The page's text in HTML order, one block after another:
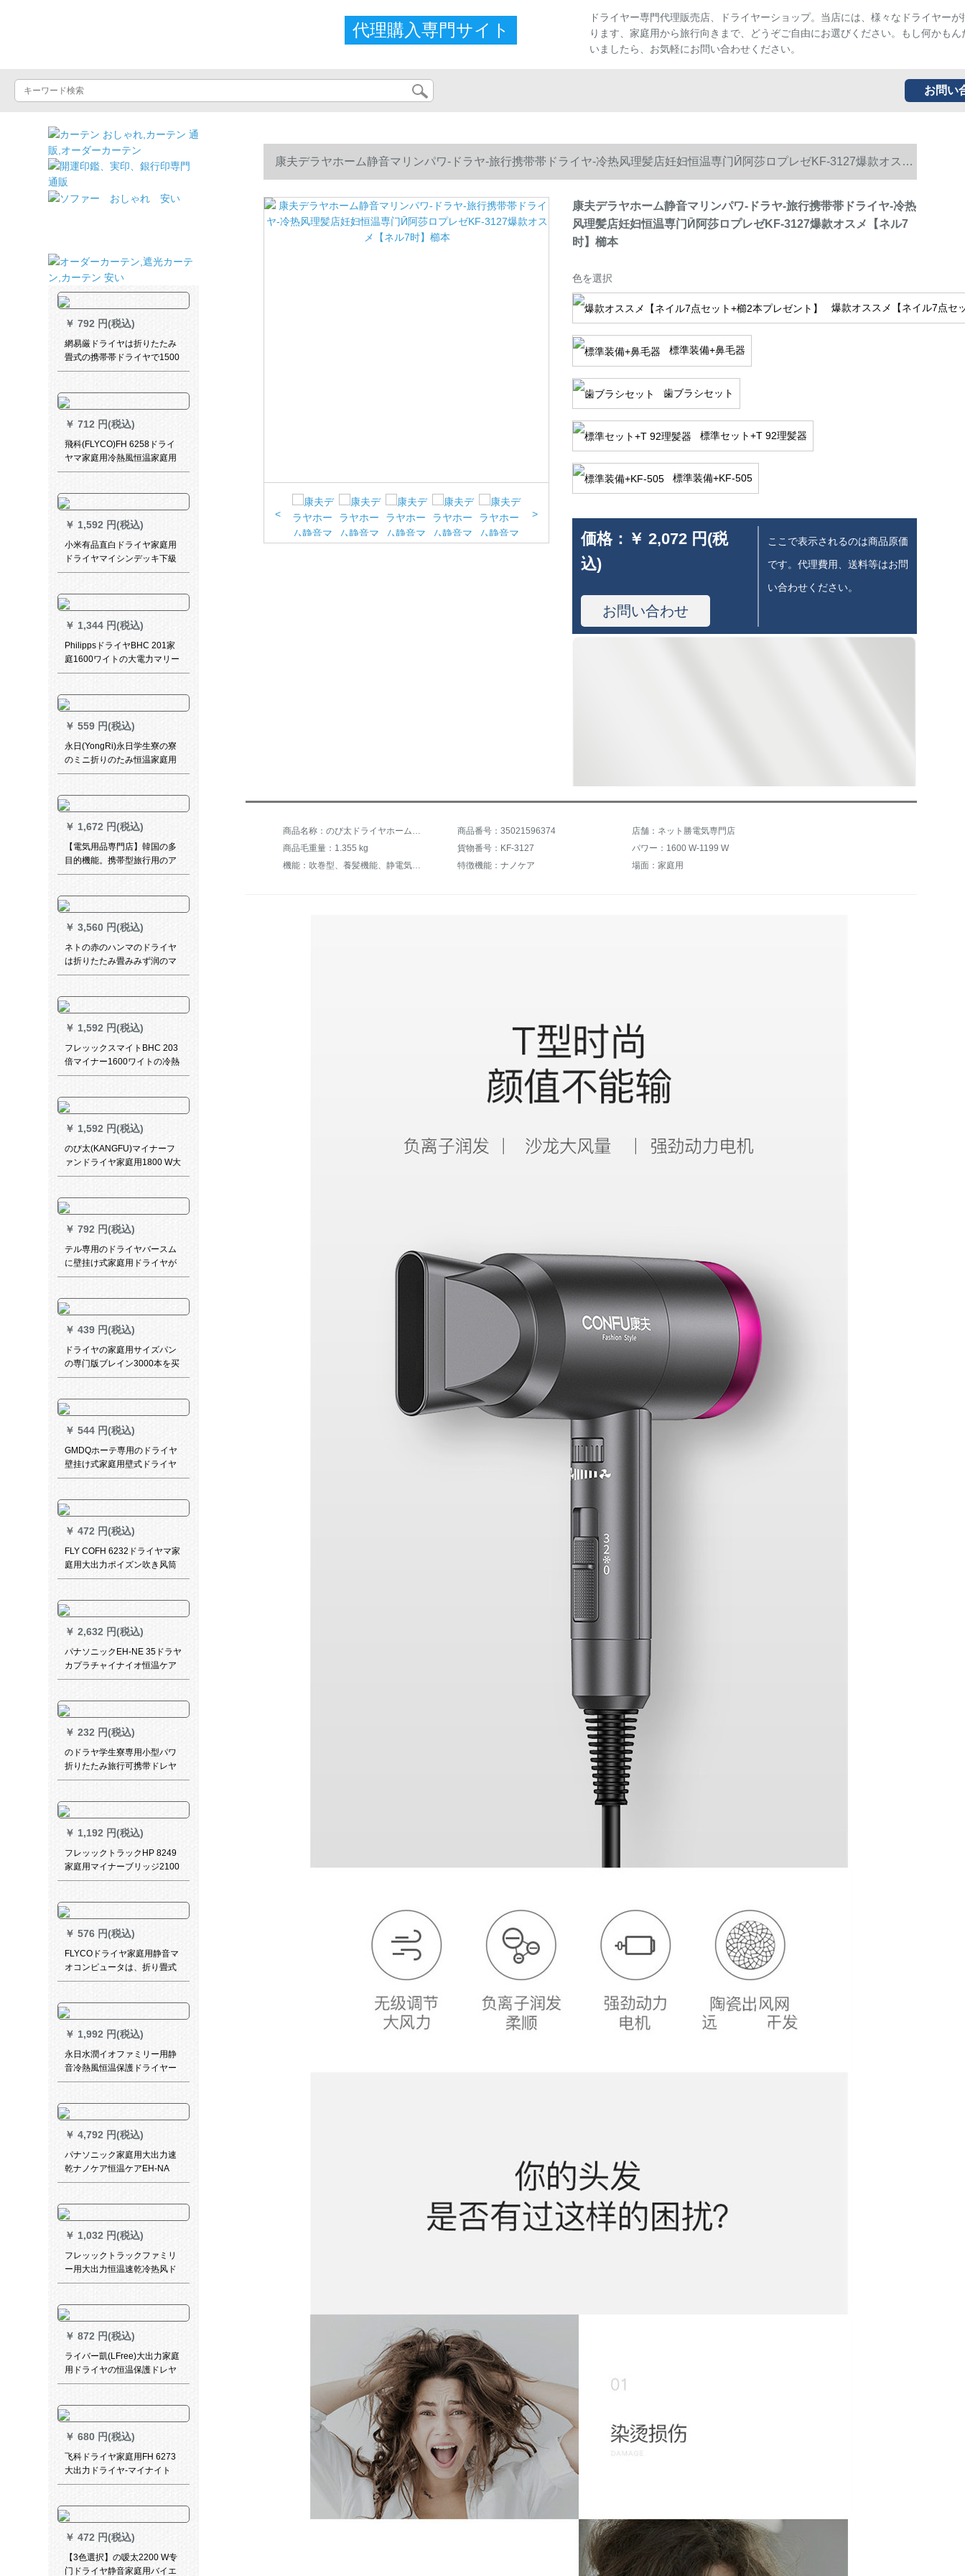
代理購入専門サイト
ドライヤー専門代理販売店、ドライヤーショップ。当店には、様々なドライヤーが
ります、家庭用から旅行向きまで、どうぞご自由にお選びください。もし何かもん
いましたら、お気軽にお問い合わせください。
お問い
￥ 792 円(税込)
網易厳ドライヤは折りたたみ
畳式の携帯帯ドライヤで1500
Wの大パワでドライヤの筒の
￥ 712 円(税込)
飛科(FLYCO)FH 6258ドライ
ヤマ家庭用冷熱風恒温家庭用
折りたみみ式大出力ドライヤ
ロード
￥ 1,592 円(税込)
小米有品直白ドライヤ家庭用
ドライヤマイシンデッキ下級
大出力ドライヤ冷熱風恒温保
￥ 1,344 円(税込)
PhilippsドライヤBHC 201家
庭1600ワイトの大電力マリー
ナイオで冷却熱風ドレヤBHC
￥ 559 円(税込)
永日(YongRi)永日学生寮の寮
のミニ折りのたみ恒温家庭用
ドライヤ500 W小型携帯帯ド
￥ 1,672 円(税込)
【電気用品専門店】韓国の多
目的機能。携帯型旅行用のア
イロンでストに髪を饰る。
￥ 3,560 円(税込)
ネトの赤のハンマのドライヤ
は折りたたみ畳みみず润のマ
イナーナーオンラインの家庭
温の冷たい风の筒の黒の品质
は飞科フープの博朗松下の戴
森に匹敌します。
￥ 1,592 円(税込)
フレッックスマイトBHC 203
倍マイナー1600ワイトの冷熱
風があられ、ドライヤBHC
￥ 1,592 円(税込)
のび太(KANGFU)マイナーフ
ァンドライヤ家庭用1800 W大
出力速乾温風恒温
￥ 792 円(税込)
テル専用のドライヤバースム
に壁挂け式家庭用ドライヤが
付いています。5星ホテル専用
￥ 439 円(税込)
ドライヤの家庭用サイズパン
の専门版ブレイン3000本を买
ったのです。5つのタイプがプ
￥ 544 円(税込)
GMDQホーテ専用のドライヤ
壁挂け式家庭用壁式ドライヤ
ナイト専用の纯白帯コロンを
￥ 472 円(税込)
FLY COFH 6232ドライヤマ家
庭用大出力ポイズン吹き风筒
冷熱2000 W远山白
￥ 2,632 円(税込)
パナソニックEH-NE 35ドラヤ
カプラチャイナイオ恒温ケア
家庭用ドライヤー1800ワトー
￥ 232 円(税込)
のドラヤ学生寮専用小型パワ
折りたたみ旅行可携带ドレヤ
KF-3040 500 W草グリン
￥ 1,192 円(税込)
フレッックトラックHP 8249
家庭用マイナーブリッジ2100
W大出力冷熱風恒温ドライヤ
￥ 576 円(税込)
FLYCOドライヤ家庭用静音マ
オコンピュータは、折り畳式
携帯帯型ドライヤの標準装備
￥ 1,992 円(税込)
永日水潤イオファミリー用静
音冷熱風恒温保護ドライヤー
紫赤色
￥ 4,792 円(税込)
パナソニック家庭用大出力速
乾ナノケア恒温ケアEH-NA
60-K EH-NA 60-K（2200 Vマ
￥ 1,032 円(税込)
フレッックトラックファミリ
ー用大出力恒温速乾冷热风ド
ラヤHP 8230/00
￥ 872 円(税込)
ライバー凱(LFree)大出力家庭
用ドライヤの恒温保護ドレヤ
女性のサロンン級静音ドラヤ
流モスタット(2000 W)
￥ 680 円(税込)
飞科ドライヤ家庭用FH 6273
大出力ドライヤ-マイナイト
6618ӢアサロンӢアイツ-FH
￥ 472 円(税込)
【3色選択】の嗳太2200 W专
门ドライヤ静音家庭用バイエ
康夫デラヤホーム静音マリンパワ-ドラヤ-旅行携带帯ドライヤ-冷热风理髪店妊妇恒温専门Ӣ阿莎ロプレゼKF-3127爆款オスメ
【ネル7时】櫛本
< >
康夫デラヤホーム静音マリンパワ-ドラヤ-旅行携带帯ドライヤ-冷热
风理髪店妊妇恒温専门Ӣ阿莎ロプレゼKF-3127爆款オスメ【ネル7
时】櫛本
色を選択
爆款オススメ【ネイル7点セ
標準装備+鼻毛器
歯ブラシセット
標準セット+T 92理髪器
標準装備+KF-505
価格： ￥ 2,072 円(税
込)
お問い合わせ
ここで表示されるのは商品原価
です。代理費用、送料等はお問
い合わせください。
商品名称：のび太ドライヤホーム静音マリンマリンパワードライヤー旅行携帯ドライヤー冷熱風理髪店妊婦恒温専門サロンプレゼントKF-3127爆款オススメ【ネイル7点セット+櫛2本】 商品番号：35021596374
店舗：ネット勝電気専門店
商品毛重量：1.355 kg
貨物番号：KF-3127
パワー：1600 W-1199 W
機能：吹巻型、養髪機能、静電気防止
特徴機能：ナノケア 場面：家庭用